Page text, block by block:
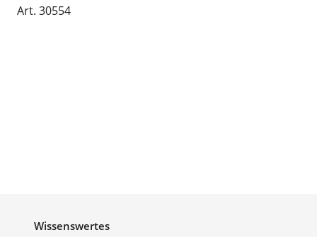
Art. 30554
Wissenswertes